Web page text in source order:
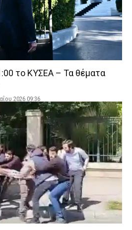
το ΚΥΣΕΑ – Τα θέματα
2026 09:36